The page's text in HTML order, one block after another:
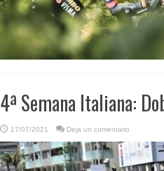
4ª Semana Italiana:
17/07/2021 Deja un comentario